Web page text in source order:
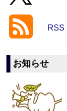
RSS
お知らせ